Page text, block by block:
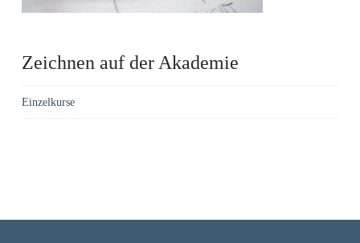
Zeichnen auf der Akademie
Einzelkurse